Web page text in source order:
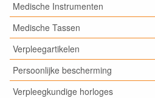
Medische Instrumenten
Medische Tassen
Verpleegartikelen
Persoonlijke bescherming
Verpleegkundige horloges